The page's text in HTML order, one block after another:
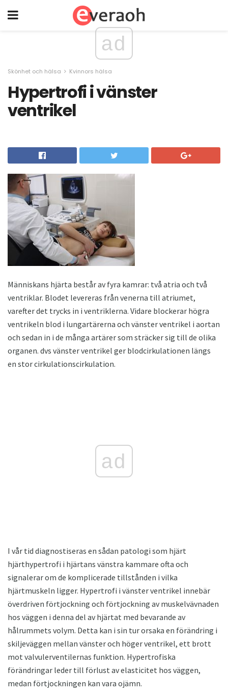
ad
Skönhet och hälsa Kvinnors hälsa
Hypertrofi i vänster
ventrikel
Människans hjärta består av fyra kamrar: två atria och två
ventriklar. Blodet levereras från venerna till atriumet,
varefter det trycks in i ventriklerna. Vidare blockerar högra
ventrikeln blod i lungartärerna och vänster ventrikel i aortan
och sedan in i de många artärer som sträcker sig till de olika
organen. dvs vänster ventrikel ger blodcirkulationen längs
en stor cirkulationscirkulation.
ad
I vår tid diagnostiseras en sådan patologi som hjärt
hjärthypertrofi i hjärtans vänstra kammare ofta och
signalerar om de komplicerade tillstånden i vilka
hjärtmuskeln ligger. Hypertrofi i vänster ventrikel innebär
överdriven förtjockning och förtjockning av muskelvävnaden
hos väggen i denna del av hjärtat med bevarande av
hålrummets volym. Detta kan i sin tur orsaka en förändring i
skiljeväggen mellan vänster och höger ventrikel, ett brott
mot valvulerventilernas funktion. Hypertrofiska
förändringar leder till förlust av elasticitet hos väggen,
medan förtjockningen kan vara ojämn.